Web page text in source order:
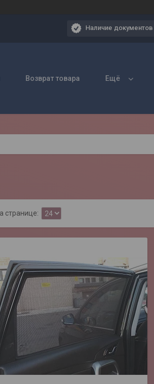
Наличие документов
Возврат товара Ещё